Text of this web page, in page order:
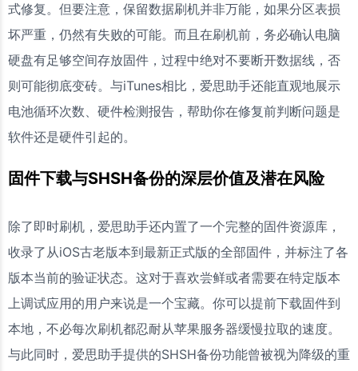
式修复。但要注意，保留数据刷机并非万能，如果分区表损
坏严重，仍然有失败的可能。而且在刷机前，务必确认电脑
硬盘有足够空间存放固件，过程中绝对不要断开数据线，否
则可能彻底变砖。与iTunes相比，爱思助手还能直观地展示
电池循环次数、硬件检测报告，帮助你在修复前判断问题是
软件还是硬件引起的。
固件下载与SHSH备份的深层价值及潜在风险
除了即时刷机，爱思助手还内置了一个完整的固件资源库，
收录了从iOS古老版本到最新正式版的全部固件，并标注了各
版本当前的验证状态。这对于喜欢尝鲜或者需要在特定版本
上调试应用的用户来说是一个宝藏。你可以提前下载固件到
本地，不必每次刷机都忍耐从苹果服务器缓慢拉取的速度。
与此同时，爱思助手提供的SHSH备份功能曾被视为降级的重